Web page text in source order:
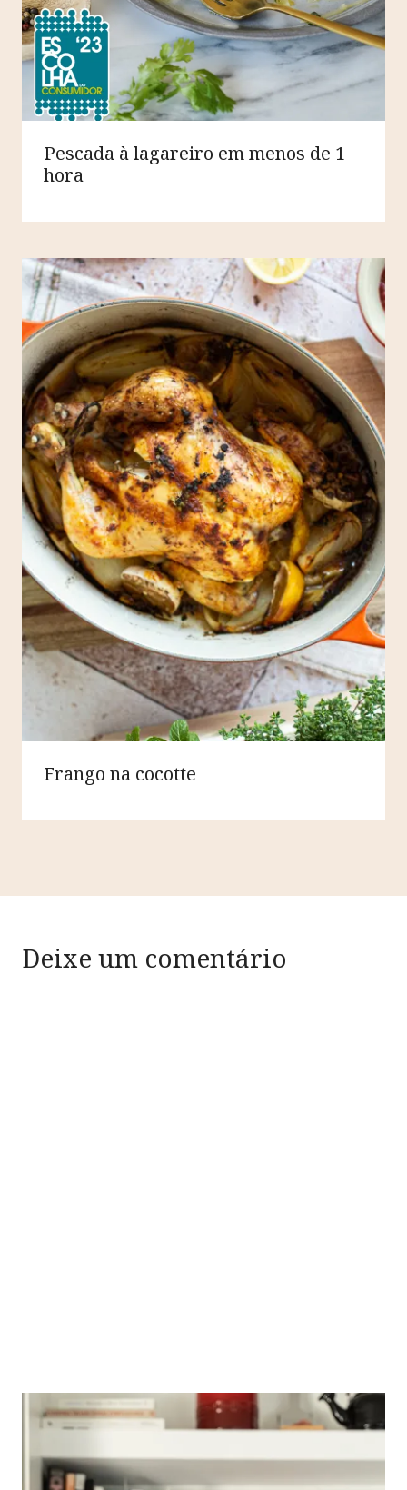
Pescada à lagareiro em menos de 1
hora
Frango na cocotte
Deixe um comentário